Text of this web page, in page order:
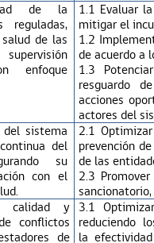
de la
reguladas,
de las
enfoque
1.1 Evaluar
mitigar el
1.2
de acuerdo a
1.3
resguardo
acciones
actores del
sistema
del
su
con el
2.1
prevención
de las
2.3
calidad y
conflictos
de
3.1
reduciendo
la efectividad